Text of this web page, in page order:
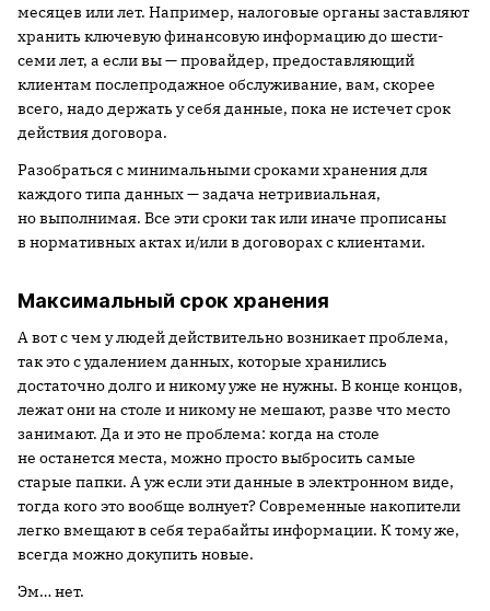
месяцев или лет. Например, налоговые органы заставляют
хранить ключевую финансовую информацию до шести-
семи лет, а если вы — провайдер, предоставляющий
клиентам послепродажное обслуживание, вам, скорее
всего, надо держать у себя данные, пока не истечет срок
действия договора.
Разобраться с минимальными сроками хранения для
каждого типа данных — задача нетривиальная,
но выполнимая. Все эти сроки так или иначе прописаны
в нормативных актах и/или в договорах с клиентами.
Максимальный срок хранения
А вот с чем у людей действительно возникает проблема,
так это с удалением данных, которые хранились
достаточно долго и никому уже не нужны. В конце концов,
лежат они на столе и никому не мешают, разве что место
занимают. Да и это не проблема: когда на столе
не останется места, можно просто выбросить самые
старые папки. А уж если эти данные в электронном виде,
тогда кого это вообще волнует? Современные накопители
легко вмещают в себя терабайты информации. К тому же,
всегда можно докупить новые.
Эм… нет.